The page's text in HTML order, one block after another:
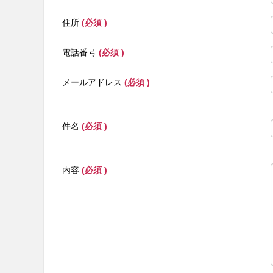
住所 (必須 )
電話番号 (必須 )
メールアドレス (必須 )
件名 (必須 )
内容 (必須 )